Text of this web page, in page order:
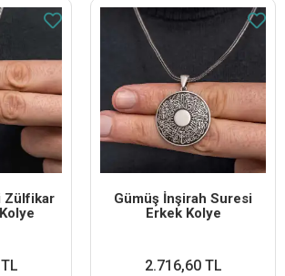
Zülfikar
Gümüş İnşirah Suresi
Erkek Kolye
2.716,60 TL